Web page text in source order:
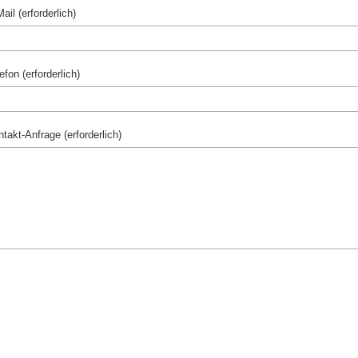
(erforderlich)
(erforderlich)
Anfrage (erforderlich)